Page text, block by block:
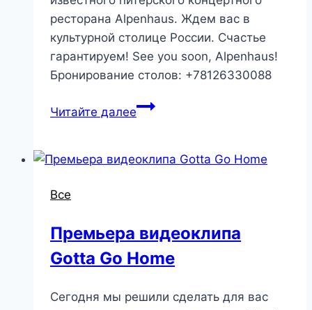
ресторана Alpenhaus. Ждем вас в
культурной столице России. Счастье
гарантируем! See you soon, Alpenhaus!
Бронирование столов: +78126330088
Читайте далее
Все
Премьера видеоклипа
Gotta Go Home
Сегодня мы решили сделать для вас